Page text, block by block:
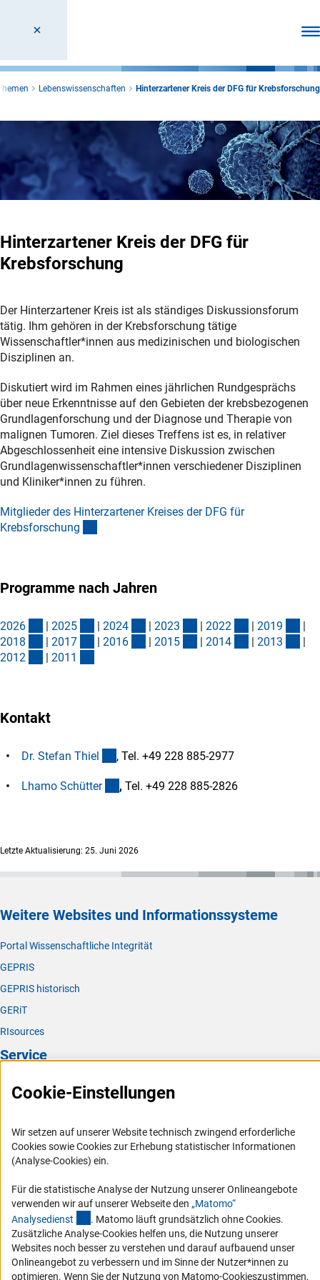
Lebenswissenschaften Hinterzartener Kreis der DFG für Krebsforschung
Hinterzartener Kreis der DFG für
Krebsforschung
Der Hinterzartener Kreis ist als ständiges Diskussionsforum
tätig. Ihm gehören in der Krebsforschung tätige
Wissenschaftler*innen aus medizinischen und biologischen
Disziplinen an.
Diskutiert wird im Rahmen eines jährlichen Rundgesprächs
über neue Erkenntnisse auf den Gebieten der krebsbezogenen
Grundlagenforschung und der Diagnose und Therapie von
malignen Tumoren. Ziel dieses Treffens ist es, in relativer
Abgeschlossenheit eine intensive Diskussion zwischen
Grundlagenwissenschaftler*innen verschiedener Disziplinen
und Kliniker*innen zu führen.
Mitglieder des Hinterzartener Kreises der DFG für
Krebsforschung
Programme nach Jahren
2026 (Download)
2025 (Download)
2024 (Download)
2023 (Download)
2022 (Download)
201 9
201 8 (Download)
201 7 (Download)
201 6 (Download)
201 5 (Download)
201 4 (Download)
201 3
201 2 (Download)
201 1
Kontakt
Dr. Stefan Thie (externer Link)
, Tel. +49 228 885-2977
Lhamo Schütter (externer Link)
, Tel. +49 228 885-2826
Letzte Aktualisierung: 25. Juni 2026
Weitere Websites und Informationssysteme
Portal Wissenschaftliche Integrität
GEPRIS
GEPRIS historisch
GERiT
RIsources
Service
Presse
Karriere
Logo und Corporate Design
Compliance
Vergabeverfahren
Barrierefreiheit
Service und Informationen für Menschen mit Behinderungen
Cookie-Einstellungen
Wir setzen auf unserer Website technisch zwingend erforderliche
Cookies sowie Cookies zur Erhebung statistischer Informationen
(Analyse-Cookies) ein.
Für die statistische Analyse der Nutzung unserer Onlineangebote
verwenden wir auf unserer Webseite den „Matomo“
Analysedienst (externer Link)
. Matomo läuft grundsätzlich ohne Cookies.
Zusätzliche Analyse-Cookies helfen uns, die Nutzung unserer
Websites noch besser zu verstehen und darauf aufbauend unser
Onlineangebot zu verbessern und im Sinne der Nutzer*innen zu
optimieren. Wenn Sie der Nutzung von Matomo-Cookieszustimmen,